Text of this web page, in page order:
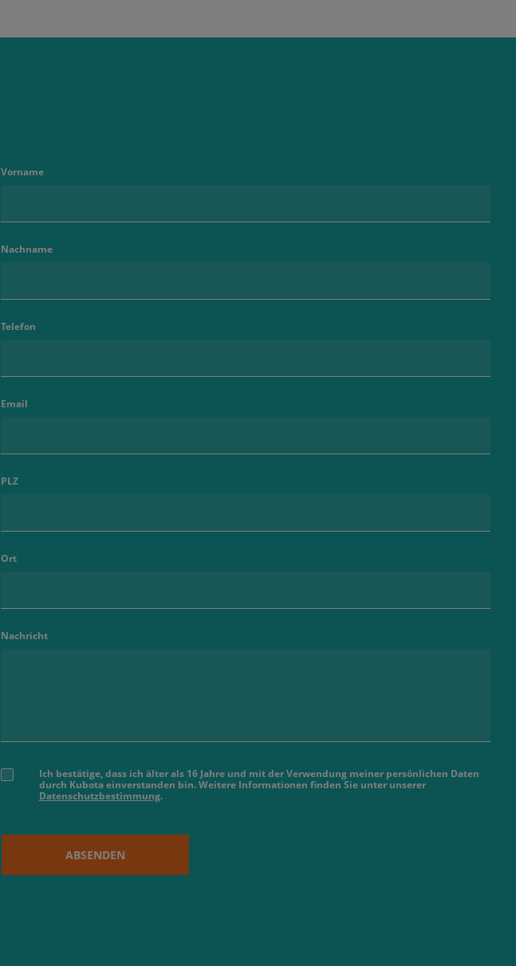
Vorname
Nachname
Telefon
Email
PLZ
Ort
Nachricht
Ich bestätige, dass ich älter als 16 Jahre und mit der Verwendung meiner persönlichen Daten
durch Kubota einverstanden bin. Weitere Informationen finden Sie unter unserer
Datenschutzbestimmung.
ABSENDEN